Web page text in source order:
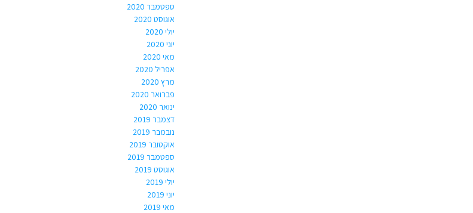
ספטמבר 2020
אוגוסט 2020
יולי 2020
יוני 2020
מאי 2020
אפריל 2020
מרץ 2020
פברואר 2020
ינואר 2020
דצמבר 2019
נובמבר 2019
אוקטובר 2019
ספטמבר 2019
אוגוסט 2019
יולי 2019
יוני 2019
מאי 2019